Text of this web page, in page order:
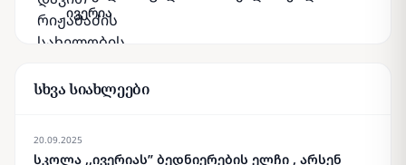
ივერია
სხვა სიახლეები
20.09.2025
სკოლა ,,ივერიას” ბედნიერების ელჩი , არსენ